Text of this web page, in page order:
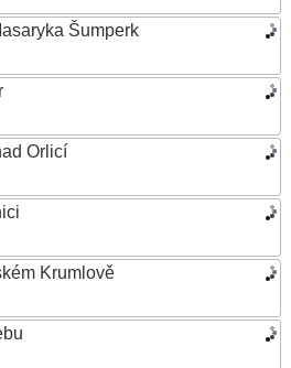
Šumperk
Orlicí
Krumlově